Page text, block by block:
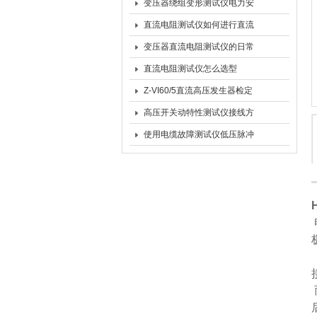
仪技术简介
变压器绕组变形测试仪电力安
全的“隐形守护者”
直流电阻测试仪如何进行直流
电源测试和交流电源测试
变压器直流电阻测试仪的日常
维护和基本的安全措施
直流电阻测试仪怎么选型
Z-VI60/5直流高压发生器检定
证书
高压开关动特性测试仪接线方
法说明
使用电缆故障测试仪低压脉冲
测试法来测电缆故障点的方法